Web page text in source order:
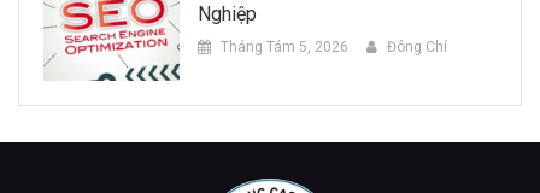
Nghiệp
Tháng Tám 5, 2026 Đông Chí